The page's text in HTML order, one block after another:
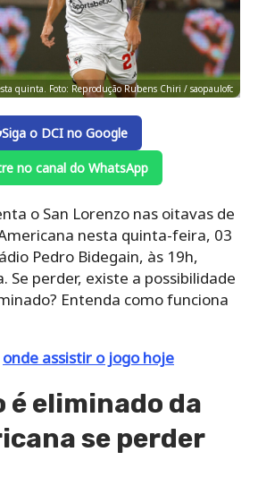
quinta. Foto: Reprodução Rubens Chiri / saopaulofc
Siga o DCI no Google
no canal do WhatsApp
o San Lorenzo nas oitavas de
nesta quinta-feira, 03
Pedro Bidegain, às 19h,
Se perder, existe a possibilidade
Entenda como funciona
onde assistir o jogo hoje
é eliminado da
se perder